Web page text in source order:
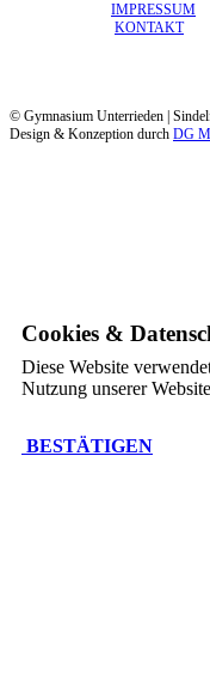
IMPRESSUM
KONTAKT
© Gymnasium Unterrieden |
Design & Konzeption durch DG
Cookies &
Diese Website
Nutzung unserer
BESTÄTIGEN